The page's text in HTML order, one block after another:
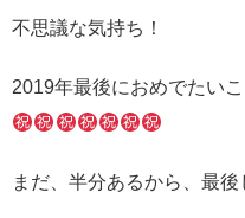
不思議な気持ち！
2019年最後におめでたい
まだ、半分あるから、最後